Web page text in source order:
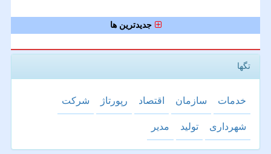
جدیدترین ها
تگها
خدمات سازمان اقتصاد رپورتاژ شركت
شهرداری تولید مدیر